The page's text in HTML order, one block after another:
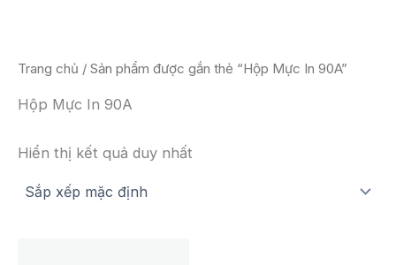
Trang chủ / Sản phẩm được gắn thẻ “Hộp Mực In 90A”
Hộp Mực In 90A
Hiển thị kết quả duy nhất